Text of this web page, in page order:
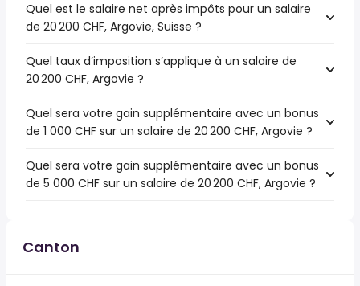
Quel est le salaire net après impôts pour un salaire
de 20 200 CHF, Argovie, Suisse ?
Quel taux d’imposition s’applique à un salaire de
20 200 CHF, Argovie ?
Quel sera votre gain supplémentaire avec un bonus
de 1 000 CHF sur un salaire de 20 200 CHF, Argovie ?
Quel sera votre gain supplémentaire avec un bonus
de 5 000 CHF sur un salaire de 20 200 CHF, Argovie ?
Canton